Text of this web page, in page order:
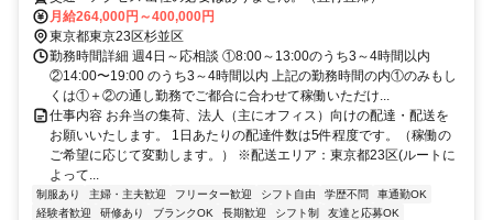
月給264,000円～400,000円
東京都東京23区杉並区
勤務時間詳細 週4日～応相談 ①8:00～13:00のうち3～4時間以内
②14:00〜19:00 のうち3～4時間以内 上記の勤務時間の内①のみもし
くは①＋②の通し勤務でご都合に合わせて稼働いただけ...
仕事内容 お弁当の集荷、法人（主にオフィス）向けの配達・配送を
お願いいたします。 1日あたりの配達件数は5件程度です。（稼働の
ご希望に応じて変動します。） ※配送エリア：東京都23区(ルートに
よって...
制服あり 主婦・主夫歓迎 フリーター歓迎 シフト自由 学歴不問
車通勤OK
経験者歓迎
研修あり ブランクOK 長期歓迎 シフト制 友達と応募OK